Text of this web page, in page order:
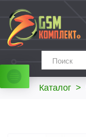
Каталог >